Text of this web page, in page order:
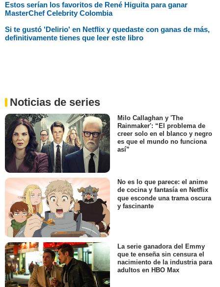
Estos serían los favoritos de René Higuita para ganar
MasterChef Celebrity Colombia
Si te gustó 'Delirio' en Netflix y quedaste con ganas de más,
definitivamente tienes que leer este libro
Noticias de series
Milo Callaghan y 'The
Rainmaker': “El problema de
creer solo en el blanco y negro
es que el mundo no funciona
así”
No es lo que parece: el anime
de cocina y fantasía en Netflix
que esconde una trama oscura
y fascinante
La serie ganadora del Emmy
que te enseña sin censura el
nacimiento de la industria para
adultos en HBO Max